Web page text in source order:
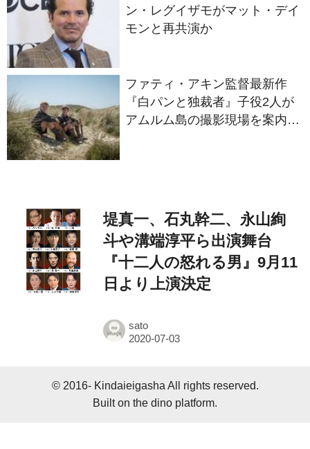
ン・レグイザモがマット・デイ
モンと再共演か
ファティ・アキン監督最新作
『白パンと独裁者』子役2人が
アムルム島の撮影現場を案内！
堤真一、石丸幹二、永山絢
斗や溝端淳平ら出演舞台
『十二人の怒れる男』9月11
日より上演決定
sato
© 2016- Kindaieigasha All rights reserved.
Built on the dino platform.